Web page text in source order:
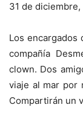
31 de diciembre,
Los
compañía
clown. Dos
viaje al mar por
Compartirán un